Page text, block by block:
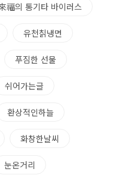
福의 통기타 바이러스
유천칡냉면
푸짐한 선물
쉬어가는글
환상적인하늘
화창한날씨
눈온거리